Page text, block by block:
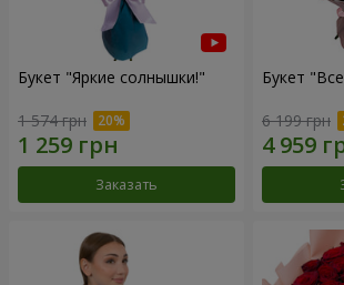
Букет "Яркие солнышки!"
1 574 грн
Заказать
Букет
6 199 грн